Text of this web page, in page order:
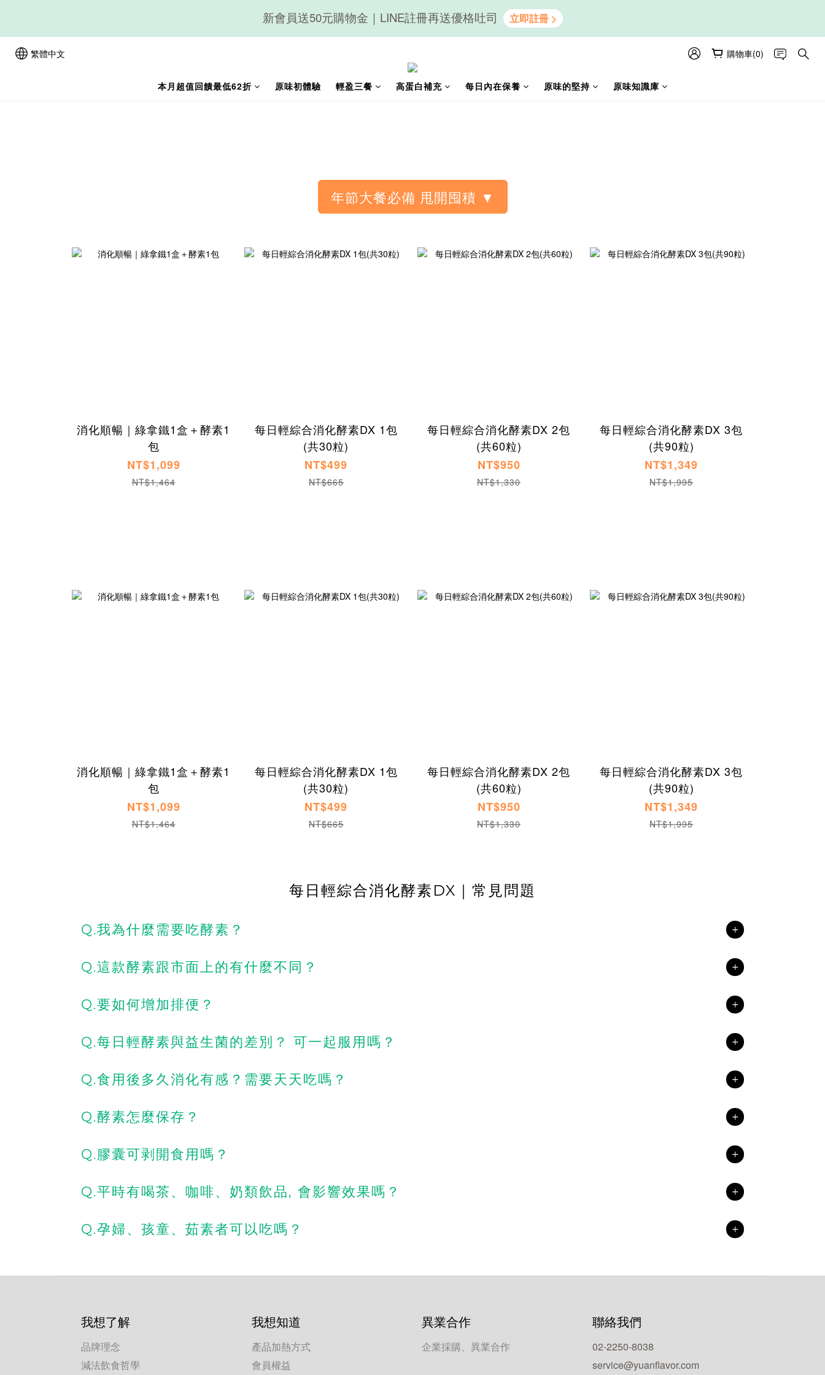
隨心享受｜貝果任選6組$899
新會員送50元購物金｜LINE註冊再送優格吐司
繁體中文 購物車(0)
本月超值回饋最低62折 原味初體驗 輕盈三餐 高蛋白補充 每日內在保養 原味的堅持 原味知識庫
消化順暢｜綠拿鐵1盒＋酵素1
包
NT$1,099
NT$1,464
每日輕綜合消化酵素DX 1包
(共30粒)
NT$499
NT$665
每日輕綜合消化酵素DX 2包
(共60粒)
NT$950
NT$1,330
每日輕綜合消化酵素DX 3包
(共90粒)
NT$1,349
NT$1,995
消化順暢｜綠拿鐵1盒＋酵素1
包
NT$1,099
NT$1,464
每日輕綜合消化酵素DX 1包
(共30粒)
NT$499
NT$665
每日輕綜合消化酵素DX 2包
(共60粒)
NT$950
NT$1,330
每日輕綜合消化酵素DX 3包
(共90粒)
NT$1,349
NT$1,995
每日輕綜合消化酵素DX｜常見問題
Q.我為什麼需要吃酵素？
Q.這款​酵素​跟​市面​上​的​有什麼​不同？
Q.要​如何​增加​排便？
Q.每​日​輕​酵素​與益​生菌​的​差別？​ 可​一起​服​用​嗎？​
Q.食用​後多​久消化​有​感？需要​天天​吃嗎？
Q.酵素怎麼保存？
Q.膠囊可剥開食用嗎？
Q.平時有喝茶、咖啡、奶類飲品, 會影響效果嗎？
Q.孕婦、​孩童、​茹素者​可以​吃嗎？
我想了解
品牌理念
減法飲食哲學
我想知道
產品加熱方式
會員權益
異業合作
企業採購、異業合作
聯絡我們
02-2250-8038
service@yuanflavor.com